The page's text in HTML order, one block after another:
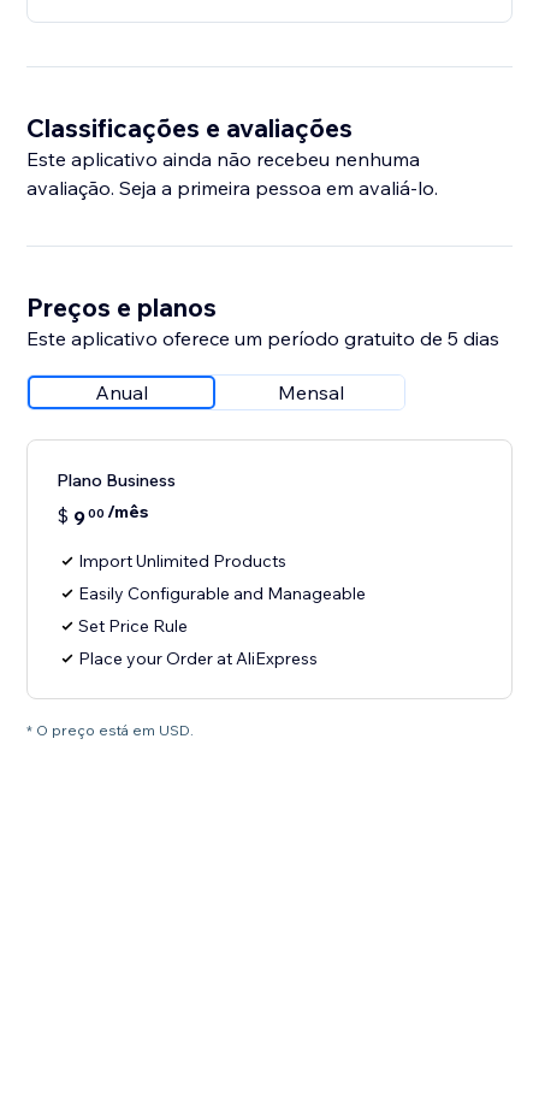
Classificações e avaliações
Este aplicativo ainda não recebeu nenhuma
avaliação. Seja a primeira pessoa em avaliá-lo.
Preços e planos
Este aplicativo oferece um período gratuito de 5 dias
Anual Mensal
Plano Business
$ 900 /mês
Import Unlimited Products
Easily Configurable and Manageable
Set Price Rule
Place your Order at AliExpress
* O preço está em USD.